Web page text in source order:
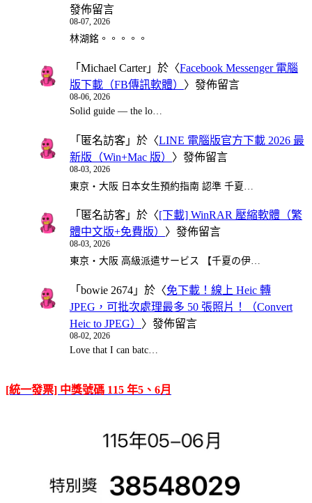
發佈留言
08-07, 2026
林湖銘。。。。。
「 Michael Carter」於〈Facebook Messenger 電腦
版下載（FB傳訊軟體） 〉發佈留言
08-06, 2026
Solid guide — the lo…
「 匿名訪客 」於〈LINE 電腦版官方下載 2026 最
新版（Win+Mac 版） 〉發佈留言
08-03, 2026
東京・大阪 日本女生預約指南 認準 千夏…
「 匿名訪客 」於〈[下載] WinRAR 壓縮軟體（繁
體中文版+免費版） 〉發佈留言
08-03, 2026
東京・大阪 高級派遣サービス 【千夏の伊…
「 bowie 2674 」於〈免下載！線上 Heic 轉
JPEG，可批次處理最多 50 張照片！（Convert
Heic to JPEG） 〉發佈留言
08-02, 2026
Love that I can batc…
[統一發票] 中獎號碼 115 年5、6月